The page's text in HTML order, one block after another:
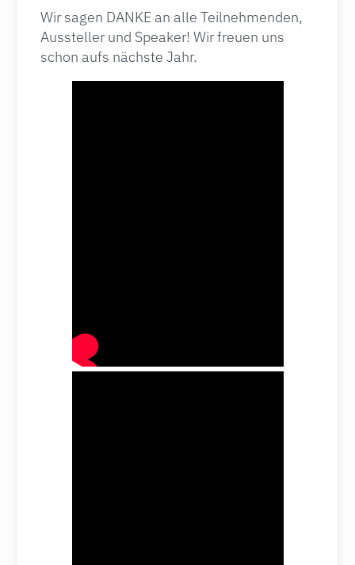
Wir sagen DANKE an alle Teilnehmenden,
Aussteller und Speaker! Wir freuen uns
schon aufs nächste Jahr.